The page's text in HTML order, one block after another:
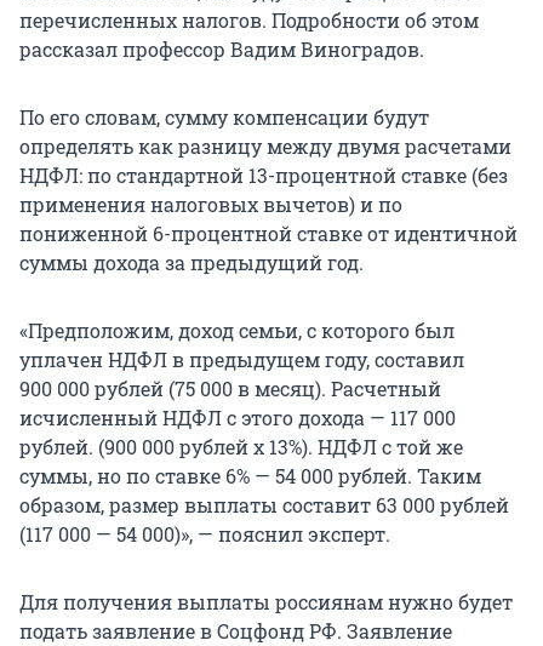
перечисленных налогов. Подробности об этом
рассказал профессор Вадим Виноградов.
По его словам, сумму компенсации будут
определять как разницу между двумя расчетами
НДФЛ: по стандартной 13-процентной ставке (без
применения налоговых вычетов) и по
пониженной 6-процентной ставке от идентичной
суммы дохода за предыдущий год.
«Предположим, доход семьи, с которого был
уплачен НДФЛ в предыдущем году, составил
900 000 рублей (75 000 в месяц). Расчетный
исчисленный НДФЛ с этого дохода — 117 000
рублей. (900 000 рублей x 13%). НДФЛ с той же
суммы, но по ставке 6% — 54 000 рублей. Таким
образом, размер выплаты составит 63 000 рублей
(117 000 — 54 000)», — пояснил эксперт.
Для получения выплаты россиянам нужно будет
подать заявление в Соцфонд РФ. Заявление